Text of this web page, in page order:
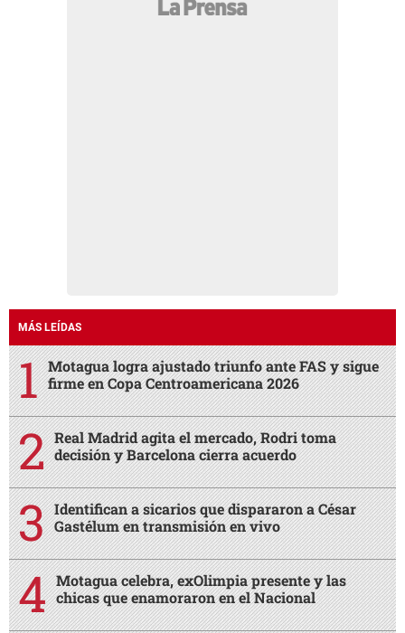
MÁS LEÍDAS
Motagua logra ajustado triunfo ante FAS y sigue
firme en Copa Centroamericana 2026
Real Madrid agita el mercado, Rodri toma
decisión y Barcelona cierra acuerdo
Identifican a sicarios que dispararon a César
Gastélum en transmisión en vivo
Motagua celebra, exOlimpia presente y las
chicas que enamoraron en el Nacional